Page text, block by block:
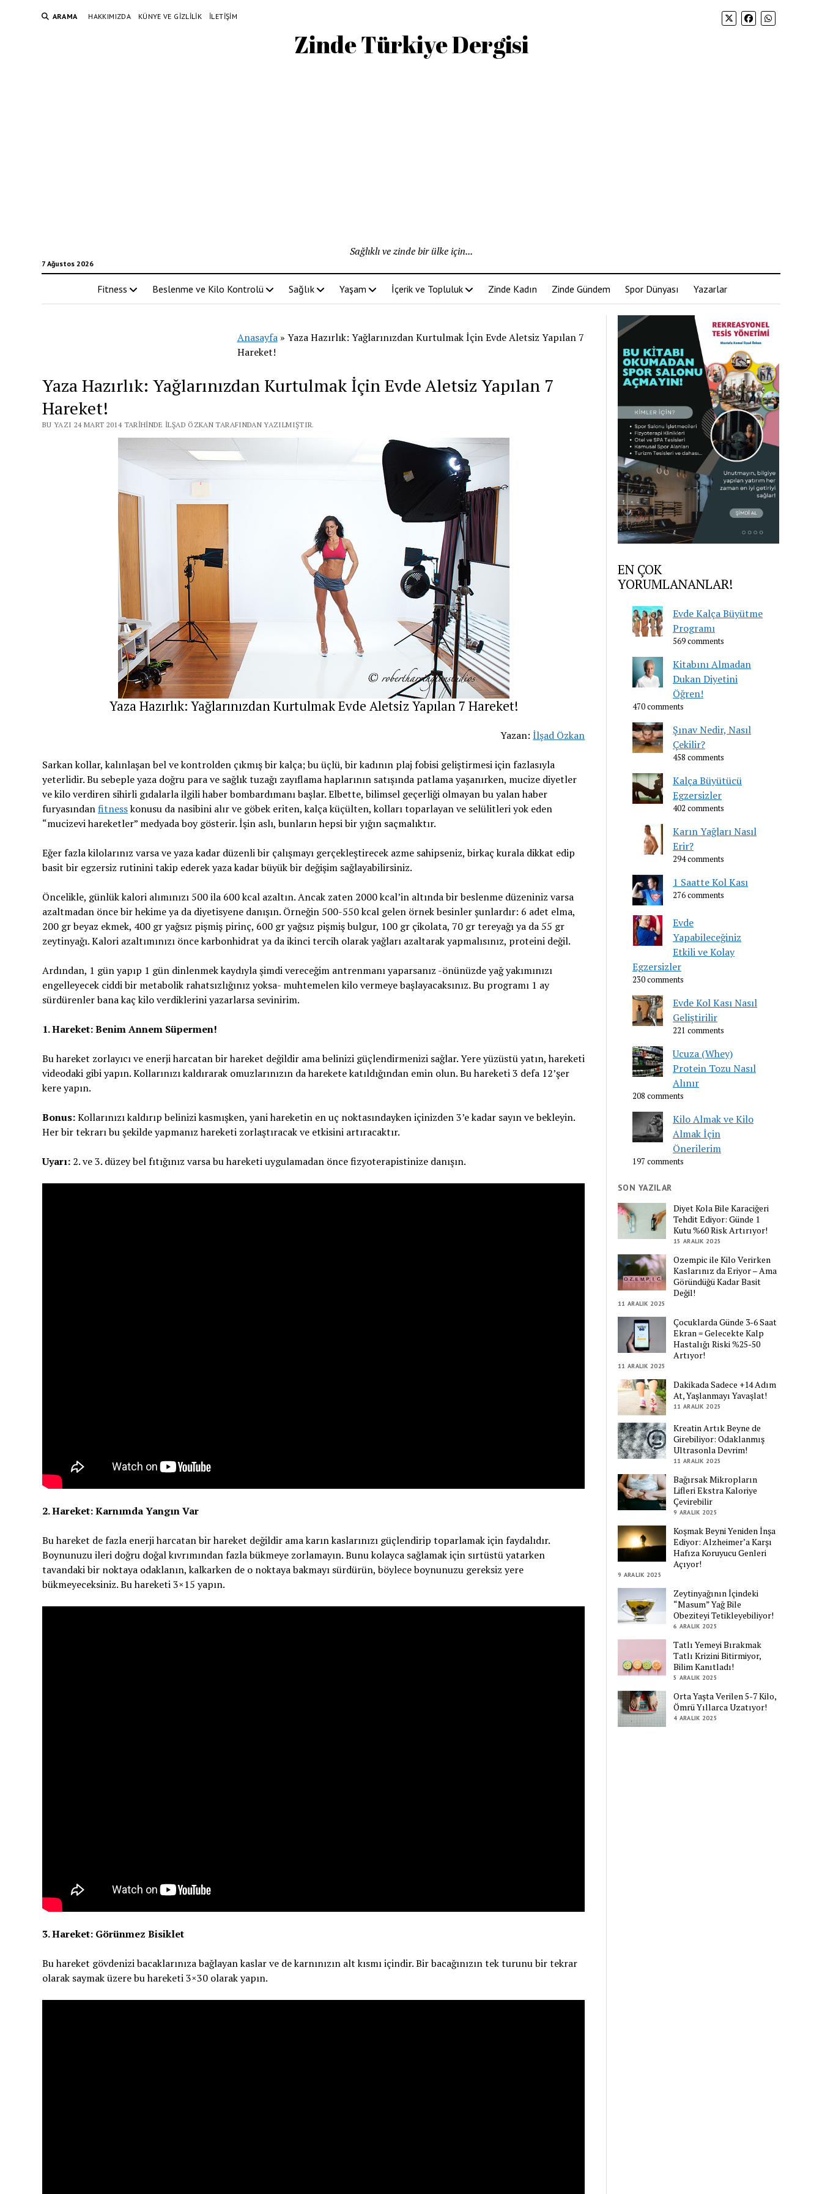
ARAMA HAKKIMIZDA KÜNYE VE GIZLILIK İLETIŞIM
Zinde Türkiye Dergisi
7 Ağustos 2026
Sağlıklı ve zinde bir ülke için...
Fitness Beslenme ve Kilo Kontrolü Sağlık Yaşam İçerik ve Topluluk Zinde Kadın Zinde Gündem Spor Dünyası Yazarlar
Anasayfa» Yaza Hazırlık: Yağlarınızdan Kurtulmak İçin Evde Aletsiz Yapılan 7
Hareket!
Yaza Hazırlık: Yağlarınızdan Kurtulmak İçin Evde Aletsiz Yapılan 7
Hareket!
BU YAZI 24 MART 2014 TARIHINDE İLŞAD ÖZKAN TARAFINDAN YAZILMIŞTIR.
Yaza Hazırlık: Yağlarınızdan Kurtulmak Evde Aletsiz Yapılan 7 Hareket!
Yazan:İlşad Özkan
Sarkan kollar, kalınlaşan bel ve kontrolden çıkmış bir kalça; bu üçlü, bir kadının plaj fobisi geliştirmesi için fazlasıyla
yeterlidir. Bu sebeple yaza doğru para ve sağlık tuzağı zayıflama haplarının satışında patlama yaşanırken, mucize diyetler
ve kilo verdiren sihirli gıdalarla ilgili haber bombardımanı başlar. Elbette, bilimsel geçerliği olmayan bu yalan haber
furyasındanfitnesskonusu da nasibini alır ve göbek eriten, kalça küçülten, kolları toparlayan ve selülitleri yok eden
“mucizevi hareketler” medyada boy gösterir. İşin aslı, bunların hepsi bir yığın saçmalıktır.
Eğer fazla kilolarınız varsa ve yaza kadar düzenli bir çalışmayı gerçekleştirecek azme sahipseniz, birkaç kurala dikkat edip
basit bir egzersiz rutinini takip ederek yaza kadar büyük bir değişim sağlayabilirsiniz.
Öncelikle, günlük kalori alımınızı 500 ila 600 kcal azaltın. Ancak zaten 2000 kcal’in altında bir beslenme düzeniniz varsa
azaltmadan önce bir hekime ya da diyetisyene danışın. Örneğin 500-550 kcal gelen örnek besinler şunlardır: 6 adet elma,
200 gr beyaz ekmek, 400 gr yağsız pişmiş pirinç, 600 gr yağsız pişmiş bulgur, 100 gr çikolata, 70 gr tereyağı ya da 55 gr
zeytinyağı. Kalori azaltımınızı önce karbonhidrat ya da ikinci tercih olarak yağları azaltarak yapmalısınız, proteini değil.
Ardından, 1 gün yapıp 1 gün dinlenmek kaydıyla şimdi vereceğim antrenmanı yaparsanız -önünüzde yağ yakımınızı
engelleyecek ciddi bir metabolik rahatsızlığınız yoksa- muhtemelen kilo vermeye başlayacaksınız. Bu programı 1 ay
sürdürenler bana kaç kilo verdiklerini yazarlarsa sevinirim.
1. Hareket: Benim Annem Süpermen!
Bu hareket zorlayıcı ve enerji harcatan bir hareket değildir ama belinizi güçlendirmenizi sağlar. Yere yüzüstü yatın, hareketi
videodaki gibi yapın. Kollarınızı kaldırarak omuzlarınızın da harekete katıldığından emin olun. Bu hareketi 3 defa 12’şer
kere yapın.
Bonus:Kollarınızı kaldırıp belinizi kasmışken, yani hareketin en uç noktasındayken içinizden 3’e kadar sayın ve bekleyin.
Her bir tekrarı bu şekilde yapmanız hareketi zorlaştıracak ve etkisini artıracaktır.
Uyarı:2. ve 3. düzey bel fıtığınız varsa bu hareketi uygulamadan önce fizyoterapistinize danışın.
2. Hareket: Karnımda Yangın Var
Bu hareket de fazla enerji harcatan bir hareket değildir ama karın kaslarınızı güçlendirip toparlamak için faydalıdır.
Boynunuzu ileri doğru doğal kıvrımından fazla bükmeye zorlamayın. Bunu kolayca sağlamak için sırtüstü yatarken
tavandaki bir noktaya odaklanın, kalkarken de o noktaya bakmayı sürdürün, böylece boynunuzu gereksiz yere
bükmeyeceksiniz. Bu hareketi 3×15 yapın.
3. Hareket: Görünmez Bisiklet
Bu hareket gövdenizi bacaklarınıza bağlayan kaslar ve de karnınızın alt kısmı içindir. Bir bacağınızın tek turunu bir tekrar
olarak saymak üzere bu hareketi 3×30 olarak yapın.
EN ÇOK
YORUMLANANLAR!
Evde Kalça Büyütme
Programı
569 comments
Kitabını Almadan
Dukan Diyetini
Öğren!
470 comments
Şınav Nedir, Nasıl
Çekilir?
458 comments
Kalça Büyütücü
Egzersizler
402 comments
Karın Yağları Nasıl
Erir?
294 comments
1 Saatte Kol Kası
276 comments
Evde
Yapabileceğiniz
Etkili ve Kolay
Egzersizler
230 comments
Evde Kol Kası Nasıl
Geliştirilir
221 comments
Ucuza (Whey)
Protein Tozu Nasıl
Alınır
208 comments
Kilo Almak ve Kilo
Almak İçin
Önerilerim
197 comments
SON YAZILAR
Diyet Kola Bile Karaciğeri
Tehdit Ediyor: Günde 1
Kutu %60 Risk Artırıyor!
15 ARALIK 2025
Ozempic ile Kilo Verirken
Kaslarınız da Eriyor – Ama
Göründüğü Kadar Basit
Değil!
11 ARALIK 2025
Çocuklarda Günde 3-6 Saat
Ekran = Gelecekte Kalp
Hastalığı Riski %25-50
Artıyor!
11 ARALIK 2025
Dakikada Sadece +14 Adım
At, Yaşlanmayı Yavaşlat!
11 ARALIK 2025
Kreatin Artık Beyne de
Girebiliyor: Odaklanmış
Ultrasonla Devrim!
11 ARALIK 2025
Bağırsak Mikropların
Lifleri Ekstra Kaloriye
Çevirebilir
9 ARALIK 2025
Koşmak Beyni Yeniden İnşa
Ediyor: Alzheimer’a Karşı
Hafıza Koruyucu Genleri
Açıyor!
9 ARALIK 2025
Zeytinyağının İçindeki
“Masum” Yağ Bile
Obeziteyi Tetikleyebiliyor!
6 ARALIK 2025
Tatlı Yemeyi Bırakmak
Tatlı Krizini Bitirmiyor,
Bilim Kanıtladı!
5 ARALIK 2025
Orta Yaşta Verilen 5-7 Kilo,
Ömrü Yıllarca Uzatıyor!
4 ARALIK 2025